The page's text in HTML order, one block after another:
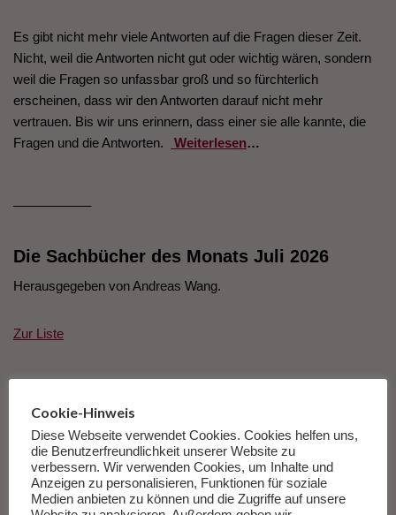
Es gibt nicht mehr viele Antworten auf die Fragen dieser Zeit.
Nicht, weil die Antworten nicht gut oder wichtig wären, sondern
weil die Fragen so unfassbar groß und so fürchterlich
erscheinen, dass wir den Antworten darauf nicht mehr
vertrauen. Bis wir uns erinnern, dass einer sie alle kannte, die
Fragen und die Antworten.
Weiterlesen…
Die Sachbücher des Monats Juli 2026
Herausgegeben von Andreas Wang.
Zur Liste
Cookie-Hinweis
Diese Webseite verwendet Cookies. Cookies helfen uns,
die Benutzerfreundlichkeit unserer Website zu
verbessern. Wir verwenden Cookies, um Inhalte und
Anzeigen zu personalisieren, Funktionen für soziale
Medien anbieten zu können und die Zugriffe auf unsere